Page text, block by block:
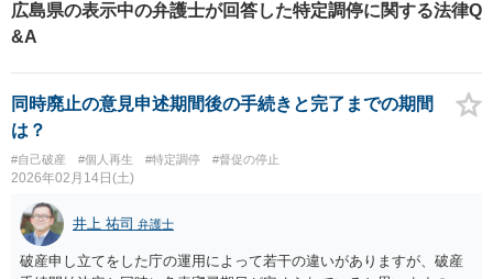
広島県の表示中の弁護士が回答した特定調停に関する法律Q
&A
同時廃止の意見申述期間後の手続きと完了までの期間
は？
#自己破産 #個人再生 #特定調停 #督促の停止
2026年02月14日(土)
井上 祐司 弁護士
破産申し立てをした庁の運用によって若干の違いがありますが、破産